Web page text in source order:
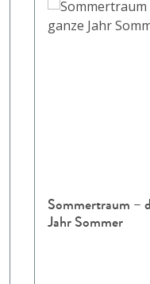
Sommertraum –
Jahr Sommer